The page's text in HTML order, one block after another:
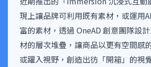
現上讓品牌可利用既有素材，或運用
富的素材，透過 OneAD 創意團隊設
材的層次堆疊，讓商品以更有空間感
或躍入視野，創造出彷「開箱」的視